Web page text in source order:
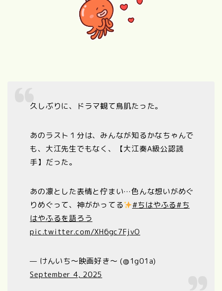
久しぶりに、ドラマ観て鳥肌たった。
あのラスト１分は、みんなが知るかなちゃんで
も、大江先生でもなく、【大江奏A級公認読
手】だった。
あの凛とした表情と佇まい…色んな想いがめぐ
りめぐって、神がかってる
#ちはやふる#ち
はやふるを語ろう
pic.twitter.com/XH6gc7FjvO
— けんいち〜映画好き〜 (@1g01a)
September 4, 2025